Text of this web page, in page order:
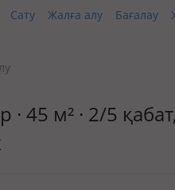
Сату Жалға алу Бағалау
· 45 м² · 2/5